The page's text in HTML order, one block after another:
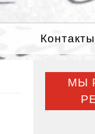
Контакты
МЫ